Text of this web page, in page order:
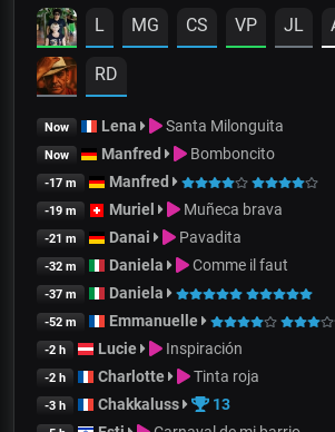
L MG CS VP JL
RD
Now Lena Santa Milonguita
Now Manfred Bomboncito
-17 m Manfred
-19 m Muriel Muñeca brava
-21 m Danai Pavadita
-32 m Daniela Comme il faut
-37 m Daniela
-52 m Emmanuelle
-2 h Lucie Inspiración
-2 h Charlotte Tinta roja
-3 h Chakkaluss 13